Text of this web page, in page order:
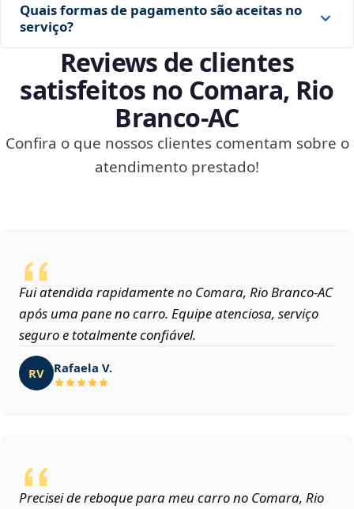
Quais formas de pagamento são aceitas no
serviço?
Reviews de clientes
satisfeitos no Comara, Rio
Branco‑AC
Confira o que nossos clientes comentam sobre o
atendimento prestado!
Fui atendida rapidamente no Comara, Rio Branco‑AC
após uma pane no carro. Equipe atenciosa, serviço
seguro e totalmente confiável.
RV Rafaela V.
Precisei de reboque para meu carro no Comara, Rio